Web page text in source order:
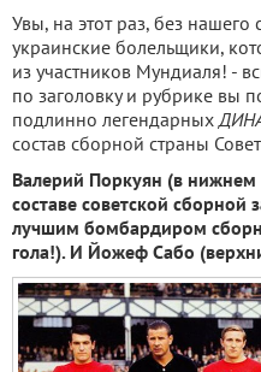
Увы, на этот раз, без нашего
украинские болельщики,
из участников Мундиаля! -
по заголовку и рубрике вы
подлинно легендарных
состав сборной страны
Валерий Поркуян (в нижнем
составе советской сборной
лучшим бомбардиром
гола!). И Йожеф Сабо